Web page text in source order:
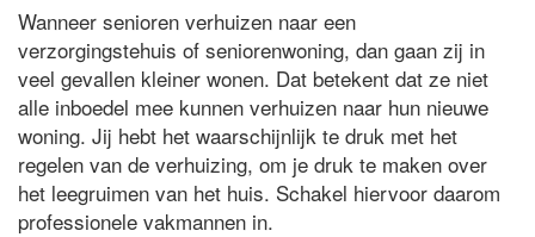
Wanneer senioren verhuizen naar een
verzorgingstehuis of seniorenwoning, dan gaan zij in
veel gevallen kleiner wonen. Dat betekent dat ze niet
alle inboedel mee kunnen verhuizen naar hun nieuwe
woning. Jij hebt het waarschijnlijk te druk met het
regelen van de verhuizing, om je druk te maken over
het leegruimen van het huis. Schakel hiervoor daarom
professionele vakmannen in.